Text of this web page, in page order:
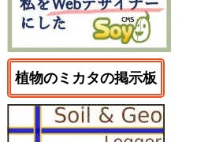
植物のミカタの掲示板